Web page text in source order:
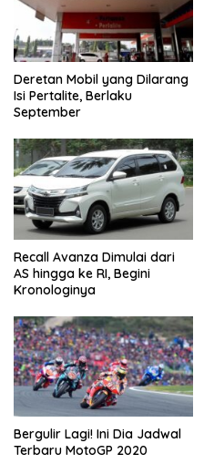
Deretan Mobil yang Dilarang
Isi Pertalite, Berlaku
September
Recall Avanza Dimulai dari
AS hingga ke RI, Begini
Kronologinya
Bergulir Lagi! Ini Dia Jadwal
Terbaru MotoGP 2020